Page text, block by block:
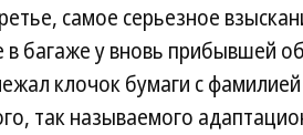
самое серьезное
в багаже у вновь прибывшей
клочок бумаги с
так называемого